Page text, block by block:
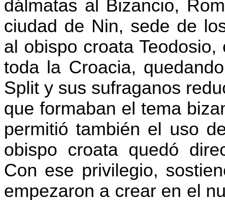
dálmatas al Bizancio,
ciudad de Nin, sede de
al obispo croata
toda la Croacia,
Split y sus sufraganos
que formaban el tema
permitió también el uso
obispo croata quedó
Con ese privilegio,
empezaron a crear en el